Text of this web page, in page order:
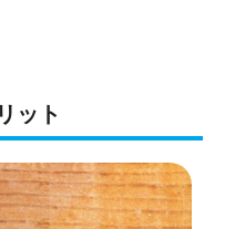
ット